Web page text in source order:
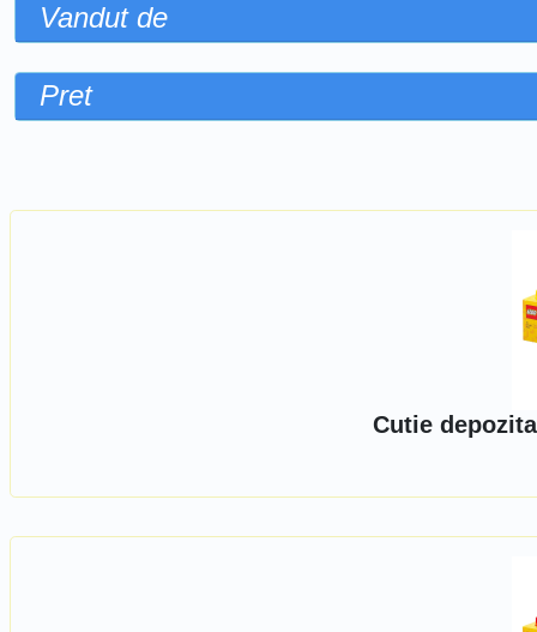
Vandut de
Pret
Cutie